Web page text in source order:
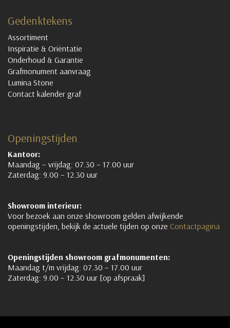
Gedenktekens
Assortiment
Inspiratie & Oriëntatie
Onderhoud & Garantie
Grafmonument aanvraag
Lumina Stone
Contact kalender graf
Openingstijden
Kantoor:
Maandag – vrijdag: 07.30 – 17.00 uur
Zaterdag: 9.00 – 12.30 uur
Showroom interieur:
Voor bezoek aan onze showroom gelden afwijkende
openingstijden, bekijk de actuele tijden op onze Contactpagina
Openingstijden showroom grafmonumenten:
Maandag t/m vrijdag: 07.30 – 17.00 uur
Zaterdag: 9.00 – 12.30 uur [op afspraak]